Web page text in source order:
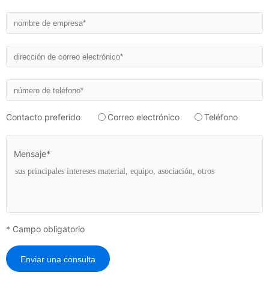
Contacto preferido Correo electrónico Teléfono
Mensaje*
* Campo obligatorio
Enviar una consulta